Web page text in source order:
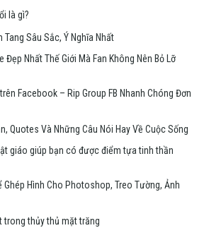
là gì?
Tang Sâu Sắc, Ý Nghĩa Nhất
Đẹp Nhất Thế Giới Mà Fan Không Nên Bỏ Lỡ
Facebook – Rip Group FB Nhanh Chóng Đơn
Quotes Và Những Câu Nói Hay Về Cuộc Sống
giáo giúp bạn có được điểm tựa tinh thần
Ghép Hình Cho Photoshop, Treo Tường, Ảnh
trong thủy thủ mặt trăng